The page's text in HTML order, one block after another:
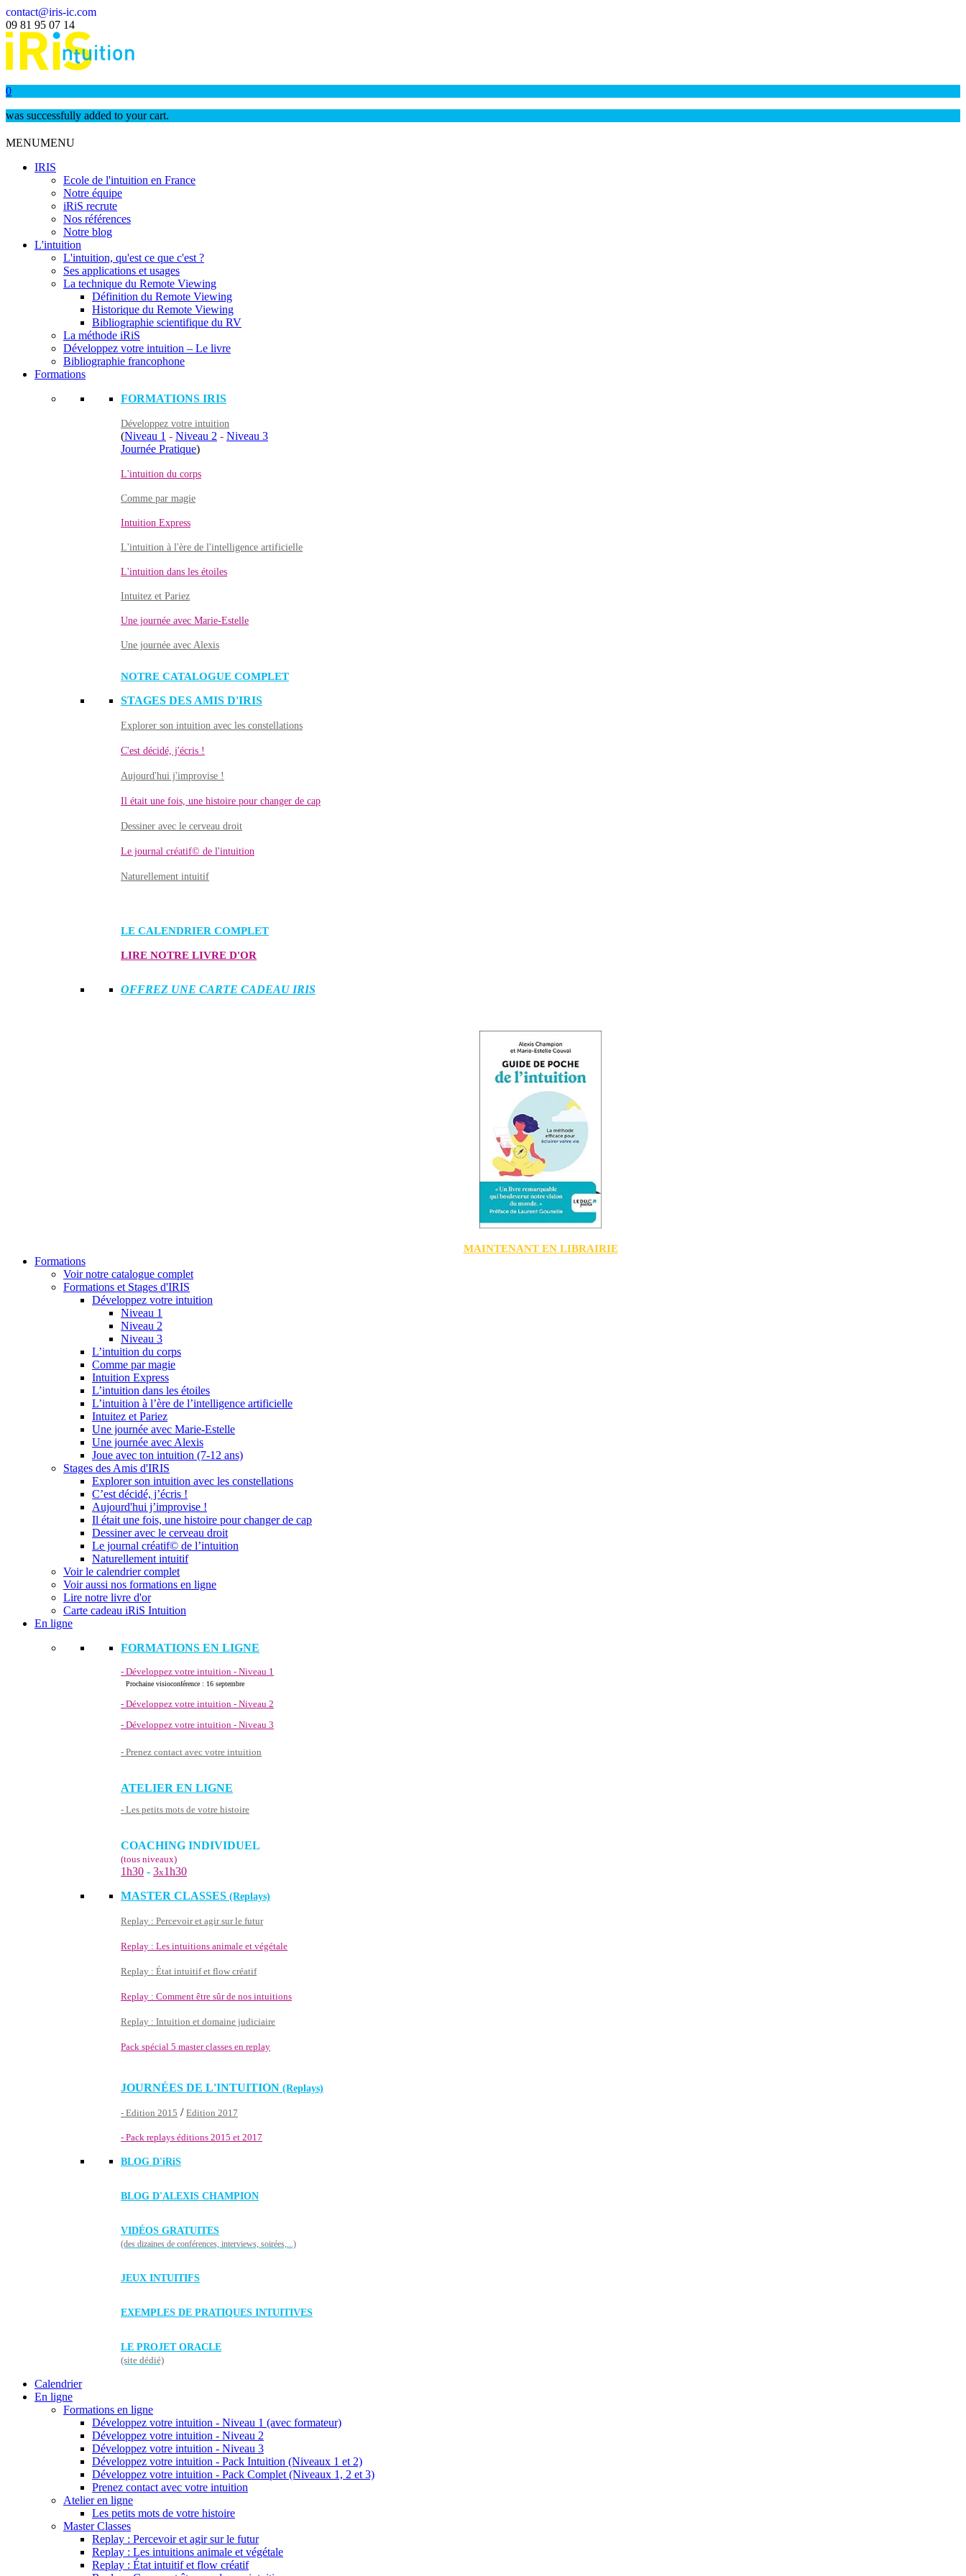
contact@iris-ic.com
09 81 95 07 14
0
was successfully added to your cart.
MENUMENU
IRIS
Ecole de l'intuition en France
Notre équipe
iRiS recrute
Nos références
Notre blog
L'intuition
L'intuition, qu'est ce que c'est ?
Ses applications et usages
La technique du Remote Viewing
Définition du Remote Viewing
Historique du Remote Viewing
Bibliographie scientifique du RV
La méthode iRiS
Développez votre intuition – Le livre
Bibliographie francophone
Formations
FORMATIONS IRIS
Développez votre intuition
(Niveau 1 - Niveau 2 - Niveau 3
Journée Pratique)
L'intuition du corps
Comme par magie
Intuition Express
L'intuition à l'ère de l'intelligence artificielle
L'intuition dans les étoiles
Intuitez et Pariez
Une journée avec Marie-Estelle
Une journée avec Alexis
NOTRE CATALOGUE COMPLET
STAGES DES AMIS D'IRIS
Explorer son intuition avec les constellations
C'est décidé, j'écris !
Aujourd'hui j'improvise !
Il était une fois, une histoire pour changer de cap
Dessiner avec le cerveau droit
Le journal créatif© de l'intuition
Naturellement intuitif
LE CALENDRIER COMPLET
LIRE NOTRE LIVRE D'OR
OFFREZ UNE CARTE CADEAU IRIS
MAINTENANT EN LIBRAIRIE
Formations
Voir notre catalogue complet
Formations et Stages d'IRIS
Développez votre intuition
Niveau 1
Niveau 2
Niveau 3
L’intuition du corps
Comme par magie
Intuition Express
L’intuition dans les étoiles
L’intuition à l’ère de l’intelligence artificielle
Intuitez et Pariez
Une journée avec Marie-Estelle
Une journée avec Alexis
Joue avec ton intuition (7-12 ans)
Stages des Amis d'IRIS
Explorer son intuition avec les constellations
C’est décidé, j’écris !
Aujourd'hui j’improvise !
Il était une fois, une histoire pour changer de cap
Dessiner avec le cerveau droit
Le journal créatif© de l’intuition
Naturellement intuitif
Voir le calendrier complet
Voir aussi nos formations en ligne
Lire notre livre d'or
Carte cadeau iRiS Intuition
En ligne
FORMATIONS EN LIGNE
- Développez votre intuition - Niveau 1
Prochaine visioconférence : 16 septembre
- Développez votre intuition - Niveau 2
- Développez votre intuition - Niveau 3
- Prenez contact avec votre intuition
ATELIER EN LIGNE
- Les petits mots de votre histoire
COACHING INDIVIDUEL
(tous niveaux)
1h30 - 3x1h30
MASTER CLASSES (Replays)
Replay : Percevoir et agir sur le futur
Replay : Les intuitions animale et végétale
Replay : État intuitif et flow créatif
Replay : Comment être sûr de nos intuitions
Replay : Intuition et domaine judiciaire
Pack spécial 5 master classes en replay
JOURNÉES DE L'INTUITION (Replays)
- Edition 2015 / Edition 2017
- Pack replays éditions 2015 et 2017
BLOG D'iRiS
BLOG D'ALEXIS CHAMPION
VIDÉOS GRATUITES
(des dizaines de conférences, interviews, soirées,...)
JEUX INTUITIFS
EXEMPLES DE PRATIQUES INTUITIVES
LE PROJET ORACLE
(site dédié)
Calendrier
En ligne
Formations en ligne
Développez votre intuition - Niveau 1 (avec formateur)
Développez votre intuition - Niveau 2
Développez votre intuition - Niveau 3
Développez votre intuition - Pack Intuition (Niveaux 1 et 2)
Développez votre intuition - Pack Complet (Niveaux 1, 2 et 3)
Prenez contact avec votre intuition
Atelier en ligne
Les petits mots de votre histoire
Master Classes
Replay : Percevoir et agir sur le futur
Replay : Les intuitions animale et végétale
Replay : État intuitif et flow créatif